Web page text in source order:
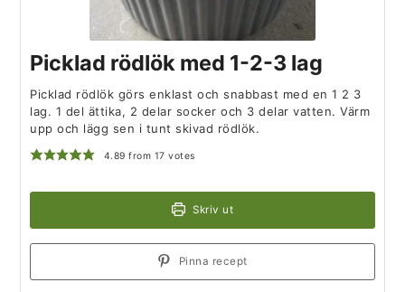
Picklad rödlök med 1-2-3 lag
Picklad rödlök görs enklast och snabbast med en 1 2 3
lag. 1 del ättika, 2 delar socker och 3 delar vatten. Värm
upp och lägg sen i tunt skivad rödlök.
4.89 from 17 votes
Skriv ut
Pinna recept